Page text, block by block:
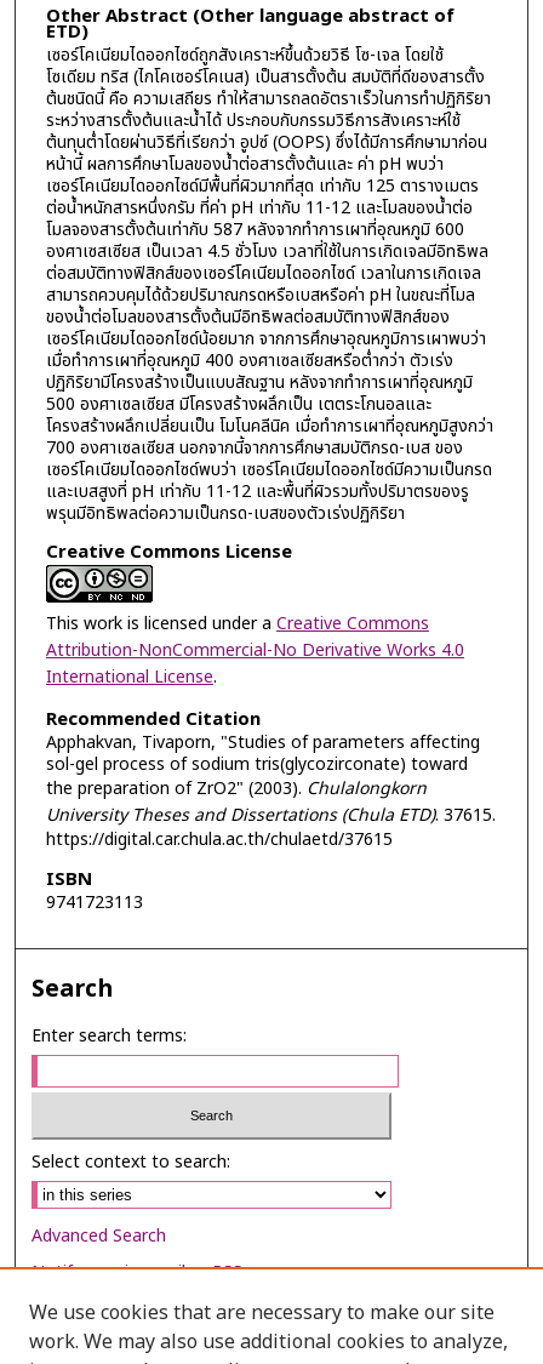
Other Abstract (Other language abstract of
ETD)
เซอร์โคเนียมไดออกไซด์ถูกสังเคราะห์ขึ้นด้วยวิธี โซ-เจล โดยใช้
โซเดียม ทริส (ไกโคเซอร์โคเนส) เป็นสารตั้งต้น สมบัติที่ดีของสารตั้ง
ต้นชนิดนี้ คือ ความเสถียร ทำให้สามารถลดอัตราเร็วในการทำปฏิกิริยา
ระหว่างสารตั้งต้นและน้ำได้ ประกอบกับกรรมวิธีการสังเคราะห์ใช้
ต้นทุนต่ำโดยผ่านวิธีที่เรียกว่า อูปซ์ (OOPS) ซึ่งได้มีการศึกษามาก่อน
หน้านี้ ผลการศึกษาโมลของน้ำต่อสารตั้งต้นและ ค่า pH พบว่า
เซอร์โคเนียมไดออกไซด์มีพื้นที่ผิวมากที่สุด เท่ากับ 125 ตารางเมตร
ต่อน้ำหนักสารหนึ่งกรัม ที่ค่า pH เท่ากับ 11-12 และโมลของน้ำต่อ
โมลจองสารตั้งต้นเท่ากับ 587 หลังจากทำการเผาที่อุณหภูมิ 600
องศาเซสเซียส เป็นเวลา 4.5 ชั่วโมง เวลาที่ใช้ในการเกิดเจลมีอิทธิพล
ต่อสมบัติทางฟิสิกส์ของเซอร์โคเนียมไดออกไซด์ เวลาในการเกิดเจล
สามารถควบคุมได้ด้วยปริมาณกรดหรือเบสหรือค่า pH ในขณะที่โมล
ของน้ำต่อโมลของสารตั้งต้นมีอิทธิพลต่อสมบัติทางฟิสิกส์ของ
เซอร์โคเนียมไดออกไซด์น้อยมาก จากการศึกษาอุณหภูมิการเผาพบว่า
เมื่อทำการเผาที่อุณหภูมิ 400 องศาเซลเซียสหรือต่ำกว่า ตัวเร่ง
ปฏิกิริยามีโครงสร้างเป็นแบบสัณฐาน หลังจากทำการเผาที่อุณหภูมิ
500 องศาเซลเซียส มีโครงสร้างผลึกเป็น เตตระโกนอลและ
โครงสร้างผลึกเปลี่ยนเป็น โมโนคลีนิค เมื่อทำการเผาที่อุณหภูมิสูงกว่า
700 องศาเซลเซียส นอกจากนี้จากการศึกษาสมบัติกรด-เบส ของ
เซอร์โคเนียมไดออกไซด์พบว่า เซอร์โคเนียมไดออกไซด์มีความเป็นกรด
และเบสสูงที่ pH เท่ากับ 11-12 และพื้นที่ผิวรวมทั้งปริมาตรของรู
พรุนมีอิทธิพลต่อความเป็นกรด-เบสของตัวเร่งปฏิกิริยา
Creative Commons License
This work is licensed under a Creative Commons
Attribution-NonCommercial-No Derivative Works 4.0
International License.
Recommended Citation
Apphakvan, Tivaporn, "Studies of parameters affecting
sol-gel process of sodium tris(glycozirconate) toward
the preparation of ZrO2" (2003). Chulalongkorn
University Theses and Dissertations (Chula ETD). 37615.
https://digital.car.chula.ac.th/chulaetd/37615
ISBN
9741723113
Search
Enter search terms:
Select context to search:
Advanced Search
Notify me via email orRSS
Browse
We use cookies that are necessary to make our site
work. We may also use additional cookies to analyze,